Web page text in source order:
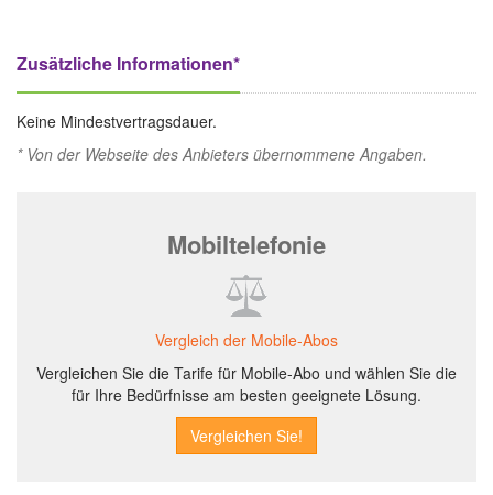
Zusätzliche Informationen*
Keine Mindestvertragsdauer.
* Von der Webseite des Anbieters übernommene Angaben.
Mobiltelefonie
Vergleich der Mobile-Abos
Vergleichen Sie die Tarife für Mobile-Abo und wählen Sie die
für Ihre Bedürfnisse am besten geeignete Lösung.